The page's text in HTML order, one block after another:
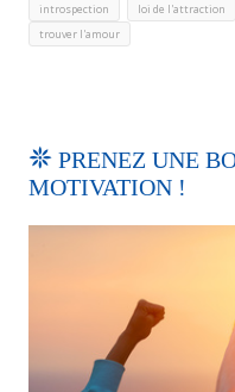
introspection loi de l'attraction
trouver l'amour
PRENEZ UNE
MOTIVATION !